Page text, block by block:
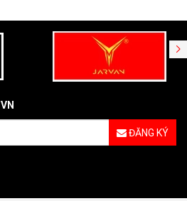
ĐĂNG KÝ